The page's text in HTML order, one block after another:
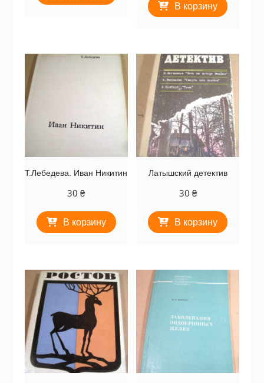
В корзину
Т.Лебедева. Иван Никитин
30₴
В корзину
Латышский детектив
30 ₴
В корзину